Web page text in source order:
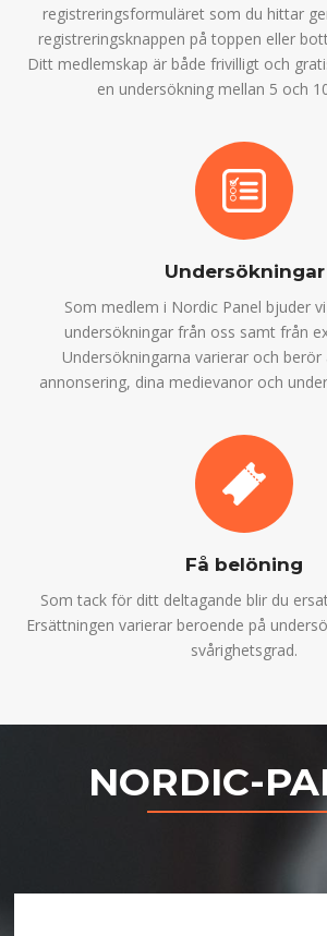
registreringsformuläret som du hittar
registreringsknappen på toppen eller
Ditt medlemskap är både frivilligt och
en undersökning mellan 5 och
Undersökningar
Som medlem i Nordic Panel bjuder
undersökningar från oss samt från
Undersökningarna varierar och
annonsering, dina medievanor och
Få belöning
Som tack för ditt deltagande blir du
Ersättningen varierar beroende på
svårighetsgrad.
NORDIC-